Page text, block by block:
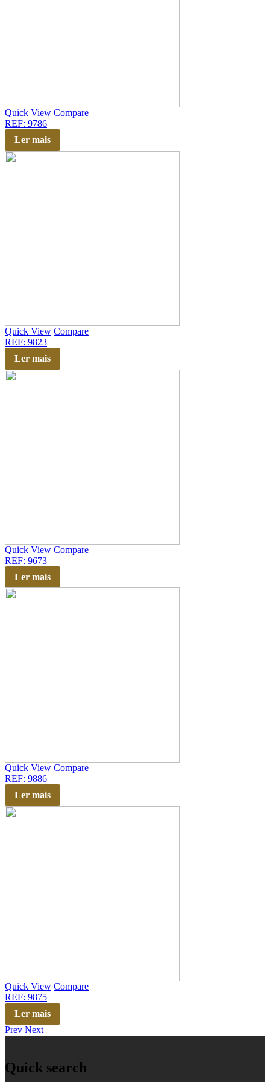
Quick View Compare
REF: 9786
Ler mais
Quick View Compare
REF: 9823
Ler mais
Quick View Compare
REF: 9673
Ler mais
Quick View Compare
REF: 9886
Ler mais
Quick View Compare
REF: 9875
Ler mais
Prev Next
Quick search